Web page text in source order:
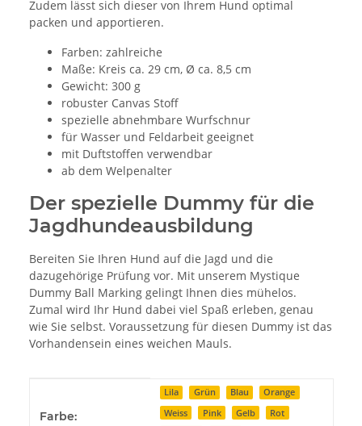
Zudem lässt sich dieser von Ihrem Hund optimal
packen und apportieren.
Farben: zahlreiche
Maße: Kreis ca. 29 cm, Ø ca. 8,5 cm
Gewicht: 300 g
robuster Canvas Stoff
spezielle abnehmbare Wurfschnur
für Wasser und Feldarbeit geeignet
mit Duftstoffen verwendbar
ab dem Welpenalter
Der spezielle Dummy für die
Jagdhundeausbildung
Bereiten Sie Ihren Hund auf die Jagd und die
dazugehörige Prüfung vor. Mit unserem Mystique
Dummy Ball Marking gelingt Ihnen dies mühelos.
Zumal wird Ihr Hund dabei viel Spaß erleben, genau
wie Sie selbst. Voraussetzung für diesen Dummy ist das
Vorhandensein eines weichen Mauls.
Farbe:
Lila Grün Blau
Orange
Weiss
Pink Gelb
Rot